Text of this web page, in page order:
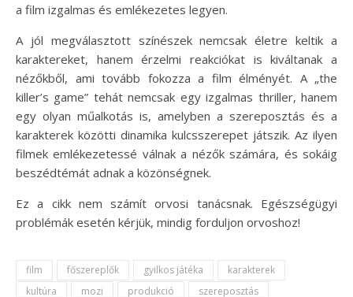
a film izgalmas és emlékezetes legyen.
A jól megválasztott színészek nemcsak életre keltik a
karaktereket, hanem érzelmi reakciókat is kiváltanak a
nézőkből, ami tovább fokozza a film élményét. A „the
killer’s game” tehát nemcsak egy izgalmas thriller, hanem
egy olyan műalkotás is, amelyben a szereposztás és a
karakterek közötti dinamika kulcsszerepet játszik. Az ilyen
filmek emlékezetessé válnak a nézők számára, és sokáig
beszédtémát adnak a közönségnek.
Ez a cikk nem számít orvosi tanácsnak. Egészségügyi
problémák esetén kérjük, mindig forduljon orvoshoz!
film főszereplők gyilkos játéka
karakterek
kultúra
mozi produkció
szereposztás